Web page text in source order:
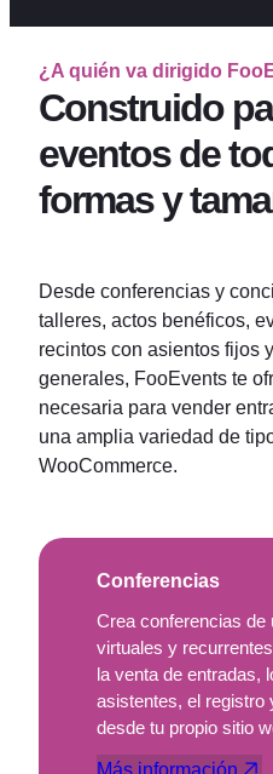
¿A quién va dirigido
Construido
eventos de
formas y
Desde conferencias y
talleres, actos benéficos,
recintos con asientos fijos
generales, FooEvents te
necesaria para vender
una amplia variedad de
WooCommerce.
Conferencias
Crea conferencias de
virtuales y
la venta de entradas,
asistentes, el registro
desde tu propio sitio
Más información